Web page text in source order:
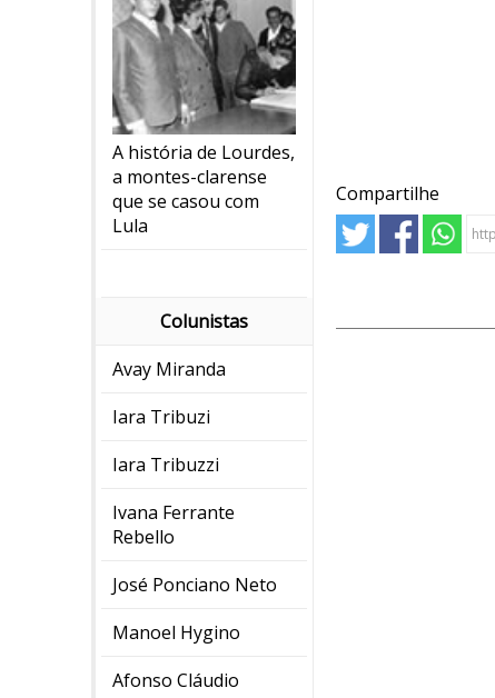
A história de Lourdes,
a montes-clarense
que se casou com
Lula
Colunistas
Avay Miranda
Iara Tribuzi
Iara Tribuzzi
Ivana Ferrante
Rebello
José Ponciano Neto
Manoel Hygino
Afonso Cláudio
Compartilhe